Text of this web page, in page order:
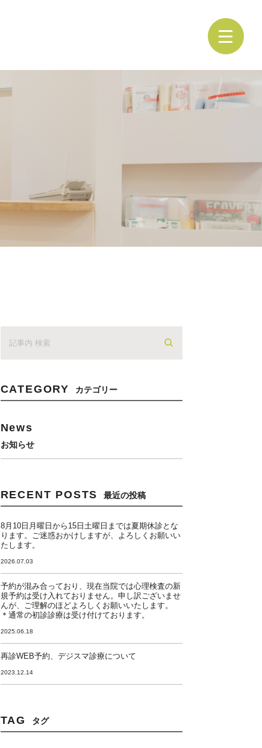
CATEGORY カテゴリー
News
お知らせ
RECENT POSTS 最近の投稿
8月10日月曜日から15日土曜日までは夏期休診とな
ります。ご迷惑おかけしますが、よろしくお願いい
たします。
2026.07.03
予約が混み合っており、現在当院では心理検査の新
規予約は受け入れておりません。申し訳ございませ
んが、ご理解のほどよろしくお願いいたします。
＊通常の初診診療は受け付けております。
2025.06.18
再診WEB予約、デジスマ診療について
2023.12.14
TAG タグ